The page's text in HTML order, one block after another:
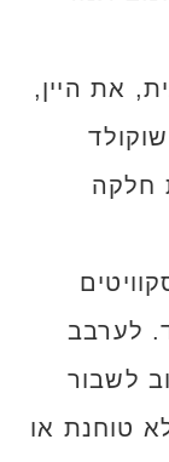
את היין,
חלקה
לערבב
לשבור
טוחנת או